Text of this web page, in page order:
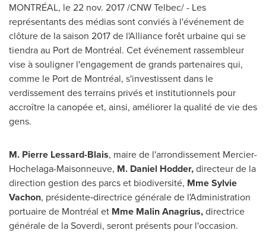
MONTRÉAL, le22 nov. 2017/CNW Telbec/ - Les
représentants des médias sont conviés à l'événement de
clôture de la saison 2017 de l'Alliance forêt urbaine qui se
tiendra au Port de Montréal. Cet événement rassembleur
vise à souligner l'engagement de grands partenaires qui,
comme le Port de Montréal, s'investissent dans le
verdissement des terrains privés et institutionnels pour
accroître la canopée et, ainsi, améliorer la qualité de vie des
gens.
M. Pierre Lessard-Blais, maire de l'arrondissement Mercier-
Hochelaga-Maisonneuve, M. Daniel Hodder,directeur de la
direction gestion des parcs et biodiversité, Mme Sylvie
Vachon, présidente‑directrice générale de l'Administration
portuaire de Montréal et Mme Malin Anagrius,directrice
générale de la Soverdi, seront présents pour l'occasion.